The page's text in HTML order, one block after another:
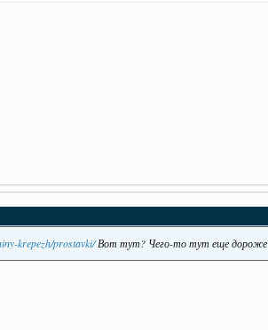
krepezh/prostavki/Вот тут? Чего-то тут еще дороже